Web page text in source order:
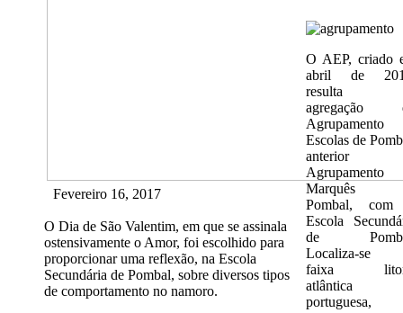
Fevereiro 16, 2017
O Dia de São Valentim, em que se assinala
ostensivamente o Amor, foi escolhido para
proporcionar uma reflexão, na Escola
Secundária de Pombal, sobre diversos tipos
de comportamento no namoro.
O AEP, criado
abril de
resulta
agregação
Agrupamento
Escolas de
anterior
Agrupamento
Marquês
Pombal,
Escola
de
Localiza-se
faixa
atlântica
portuguesa,